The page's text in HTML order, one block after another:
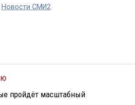
Новости СМИ2
пройдёт масштабный